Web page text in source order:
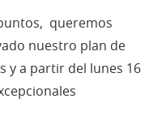
queremos
nuestro plan de
y a partir del lunes 16